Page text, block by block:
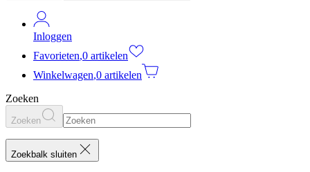
Inloggen
Favorieten,0 artikelen
Winkelwagen,0 artikelen
Zoeken
Zoeken
Zoekbalk sluiten